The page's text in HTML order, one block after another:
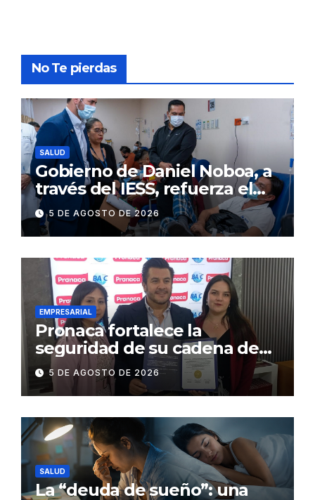
No Te pierdas
SALUD
Gobierno de Daniel Noboa, a
través del IESS, refuerza el
abastecimiento de insulina
en 86 establecimientos de
salud
5 DE AGOSTO DE 2026
EMPRESARIAL
Pronaca fortalece la
seguridad de su cadena de
suministro con certificación
BASC en dos plantas
5 DE AGOSTO DE 2026
SALUD
La “deuda de sueño”: una